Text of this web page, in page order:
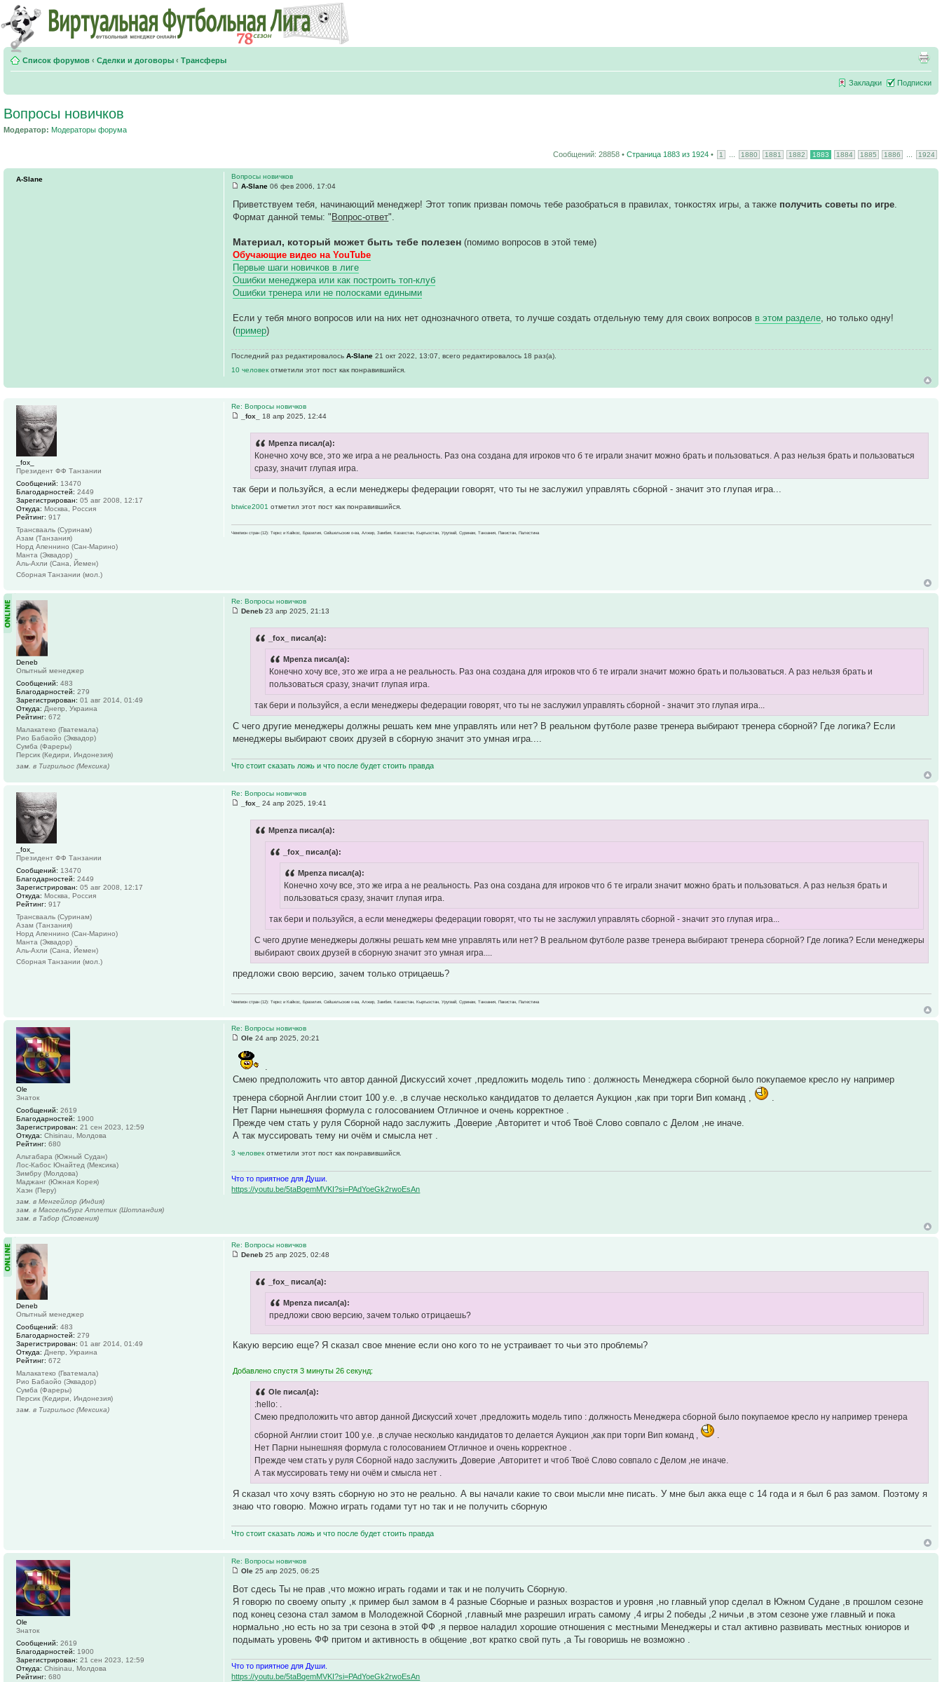
Список форумов ‹ Сделки и договоры ‹ Трансферы
Закладки Подписки
Вопросы новичков
Модератор: Модераторы форума
Сообщений: 28858 • Страница 1883 из 1924 • 1 1880 1881 1882 1883 1884 1885 1886 1924
Вопросы новичков
A-Slane 06 фев 2006, 17:04
Приветствуем тебя, начинающий менеджер! Этот топик призван помочь тебе разобраться в правилах, тонкостях игры, а также получить советы по игре
Формат данной темы: "Вопрос-ответ".
Материал, который может быть тебе полезен (помимо вопросов в этой теме)
Обучающие видео на YouTube
Первые шаги новичков в лиге
Ошибки менеджера или как построить топ-клуб
Ошибки тренера или не полосками едиными
Если у тебя много вопросов или на них нет однозначного ответа, то лучше создать отдельную тему для своих вопросов в этом разделе , но только одну!
(пример)
Последний раз редактировалосьA-Slane 21 окт 2022, 13:07, всего редактировалось 18 раз(а).
10 человекотметили этот пост как понравившийся.
A-Slane
Re: Вопросы новичков
_fox_
18 апр 2025, 12:44
Mpenza писал(а):
Конечно хочу все, это же игра а не реальность. Раз она создана для игроков что б те играли значит можно брать и пользоваться. А раз нельзя брать и пользоваться
сразу, значит глупая игра.
так бери и пользуйся, а если менеджеры федерации говорят, что ты не заслужил управлять сборной - значит это глупая игра...
btwice2001отметил этот пост как понравившийся.
Чемпион стран (12): Теркс и Кайкос, Бразилия, Сейшельские о-ва, Алжир, Замбия, Казахстан, Кыргызстан, Уругвай, Суринам, Танзания, Пакистан, Палестина
_fox_
Президент ФФ Танзании
Сообщений: 13470
Благодарностей: 2449
Зарегистрирован: 05 авг 2008, 12:17
Откуда: Москва, Россия
Рейтинг: 917
Трансвааль (Суринам)
Азам (Танзания)
Норд Апеннино (Сан-Марино)
Манта (Эквадор)
Аль-Ахли (Сана, Йемен)
Сборная Танзании (мол.)
Re: Вопросы новичков
Deneb 23 апр 2025, 21:13
_fox_ писал(а):
Mpenza писал(а):
Конечно хочу все, это же игра а не реальность. Раз она создана для игроков что б те играли значит можно брать и пользоваться. А раз нельзя брать и
пользоваться сразу, значит глупая игра.
так бери и пользуйся, а если менеджеры федерации говорят, что ты не заслужил управлять сборной - значит это глупая игра...
С чего другие менеджеры должны решать кем мне управлять или нет? В реальном футболе разве тренера выбирают тренера сборной? Где логика? Если
менеджеры выбирают своих друзей в сборную значит это умная игра....
Что стоит сказать ложь и что после будет стоить правда
Deneb
Опытный менеджер
Сообщений: 483
Благодарностей: 279
Зарегистрирован: 01 авг 2014, 01:49
Откуда: Днепр, Украина
Рейтинг: 672
Малакатеко (Гватемала)
Рио Бабаойо (Эквадор)
Сумба (Фареры)
Персик (Кедири, Индонезия)
зам. в Тигрильос (Мексика)
Re: Вопросы новичков
_fox_
24 апр 2025, 19:41
Mpenza писал(а):
_fox_ писал(а):
Mpenza писал(а):
Конечно хочу все, это же игра а не реальность. Раз она создана для игроков что б те играли значит можно брать и пользоваться. А раз нельзя брать и
пользоваться сразу, значит глупая игра.
так бери и пользуйся, а если менеджеры федерации говорят, что ты не заслужил управлять сборной - значит это глупая игра...
С чего другие менеджеры должны решать кем мне управлять или нет? В реальном футболе разве тренера выбирают тренера сборной? Где логика? Если менеджеры
выбирают своих друзей в сборную значит это умная игра....
предложи свою версию, зачем только отрицаешь?
Чемпион стран (12): Теркс и Кайкос, Бразилия, Сейшельские о-ва, Алжир, Замбия, Казахстан, Кыргызстан, Уругвай, Суринам, Танзания, Пакистан, Палестина
_fox_
Президент ФФ Танзании
Сообщений: 13470
Благодарностей: 2449
Зарегистрирован: 05 авг 2008, 12:17
Откуда: Москва, Россия
Рейтинг: 917
Трансвааль (Суринам)
Азам (Танзания)
Норд Апеннино (Сан-Марино)
Манта (Эквадор)
Аль-Ахли (Сана, Йемен)
Сборная Танзании (мол.)
Re: Вопросы новичков
Ole 24 апр 2025, 20:21
Смею предположить что автор данной Дискуссий хочет ,предложить модель типо : должность Менеджера сборной было покупаемое кресло ну например
тренера сборной Англии стоит 100 у.е. ,в случае несколько кандидатов то делается Аукцион ,как при торги Вип команд ,
Нет Парни нынешняя формула с голосованием Отличное и очень корректное .
Прежде чем стать у руля Сборной надо заслужить ,Доверие ,Авторитет и чтоб Твоё Слово совпало с Делом ,не иначе.
А так муссировать тему ни очём и смысла нет .
3 человекотметили этот пост как понравившийся.
Что то приятное для Души.
https://youtu.be/5taBqemMVKI?si=PAdYoeGk2rwoEsAn
Ole
Знаток
Сообщений: 2619
Благодарностей: 1900
Зарегистрирован: 21 сен 2023, 12:59
Откуда: Chisinau, Молдова
Рейтинг: 680
Альтабара (Южный Судан)
Лос-Кабос Юнайтед (Мексика)
Зимбру (Молдова)
Маджанг (Южная Корея)
Хаэн (Перу)
зам. в Менгейлор (Индия)
зам. в Массельбург Атлетик (Шотландия)
зам. в Табор (Словения)
Re: Вопросы новичков
Deneb 25 апр 2025, 02:48
_fox_ писал(а):
Mpenza писал(а):
предложи свою версию, зачем только отрицаешь?
Какую версию еще? Я сказал свое мнение если оно кого то не устраивает то чьи это проблемы?
Добавлено спустя 3 минуты 26 секунд:
Ole писал(а):
:hello: .
Смею предположить что автор данной Дискуссий хочет ,предложить модель типо : должность Менеджера сборной было покупаемое кресло ну например тренера
сборной Англии стоит 100 у.е. ,в случае несколько кандидатов то делается Аукцион ,как при торги Вип команд ,
Нет Парни нынешняя формула с голосованием Отличное и очень корректное .
Прежде чем стать у руля Сборной надо заслужить ,Доверие ,Авторитет и чтоб Твоё Слово совпало с Делом ,не иначе.
А так муссировать тему ни очём и смысла нет .
Я сказал что хочу взять сборную но это не реально. А вы начали какие то свои мысли мне писать. У мне был акка еще с 14 года и я был 6 раз замом. Поэтому я
знаю что говорю. Можно играть годами тут но так и не получить сборную
Что стоит сказать ложь и что после будет стоить правда
Deneb
Опытный менеджер
Сообщений: 483
Благодарностей: 279
Зарегистрирован: 01 авг 2014, 01:49
Откуда: Днепр, Украина
Рейтинг: 672
Малакатеко (Гватемала)
Рио Бабаойо (Эквадор)
Сумба (Фареры)
Персик (Кедири, Индонезия)
зам. в Тигрильос (Мексика)
Re: Вопросы новичков
Ole 25 апр 2025, 06:25
Вот сдесь Ты не прав ,что можно играть годами и так и не получить Сборную.
Я говорю по своему опыту ,к пример был замом в 4 разные Сборные и разных возрастов и уровня ,но главный упор сделал в Южном Судане ,в прошлом сезоне
под конец сезона стал замом в Молодежной Сборной ,главный мне разрешил играть самому ,4 игры 2 победы ,2 ничьи ,в этом сезоне уже главный и пока
нормально ,но есть но за три сезона в этой ФФ ,я первое наладил хорошие отношения с местными Менеджеры и стал активно развивать местных юниоров и
подымать уровень ФФ притом и активность в общение ,вот кратко свой путь ,а Ты говоришь не возможно .
Что то приятное для Души.
https://youtu.be/5taBqemMVKI?si=PAdYoeGk2rwoEsAn
Ole
Знаток
Сообщений: 2619
Благодарностей: 1900
Зарегистрирован: 21 сен 2023, 12:59
Откуда: Chisinau, Молдова
Рейтинг: 680